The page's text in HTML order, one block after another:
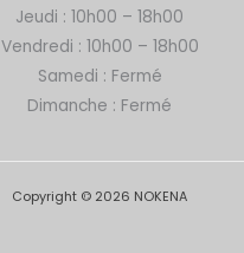
Jeudi : 10h00 – 18h00
Vendredi : 10h00 – 18h00
Samedi : Fermé
Dimanche : Fermé
Copyright © 2026 NOKENA